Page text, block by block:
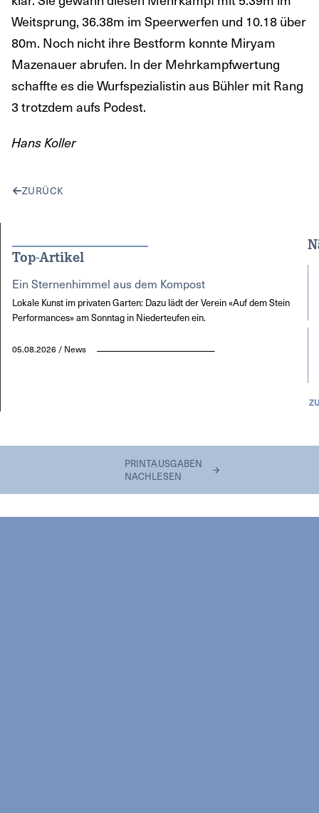
Weitsprung, 36.38m im Speerwerfen und 10.18 über
80m. Noch nicht ihre Bestform konnte Miryam
Mazenauer abrufen. In der Mehrkampfwertung
schaffte es die Wurfspezialistin aus Bühler mit Rang
3 trotzdem aufs Podest.
Hans Koller
ZURÜCK
Top-Artikel
Ein Sternenhimmel aus dem Kompost
Lokale Kunst im privaten Garten: Dazu lädt der Verein «Auf dem Stein
Performances» am Sonntag in Niederteufen ein.
05.08.2026 / News
PRINTAUSGABEN
NACHLESEN